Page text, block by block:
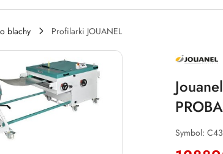
blachy
Profilarki JOUANEL
JOUANEL
MASZYNY
Symbol: